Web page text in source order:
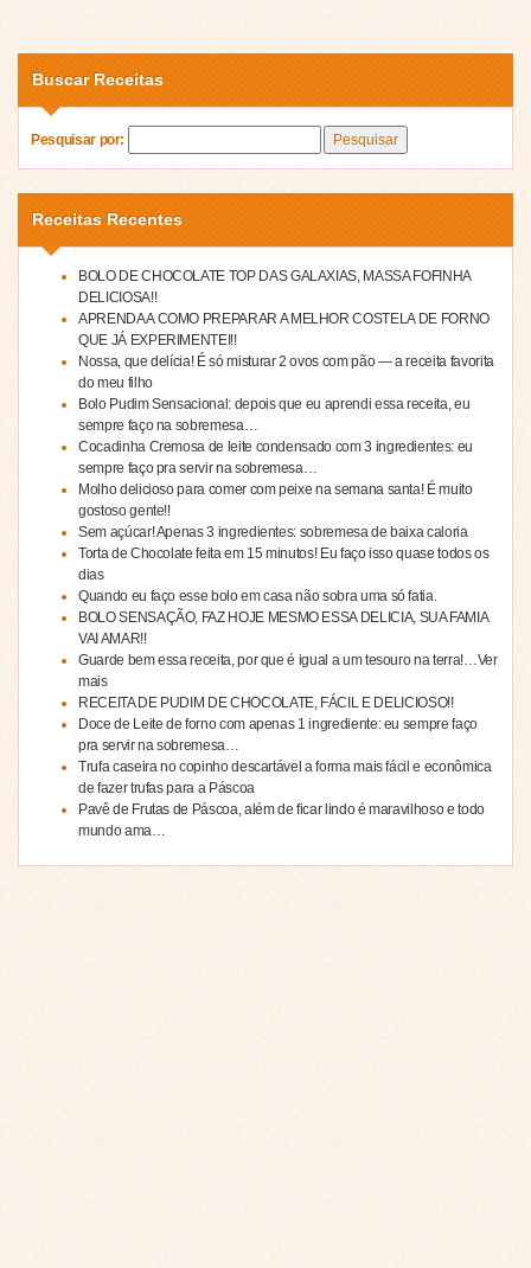
Buscar Receitas
Pesquisar por:
Receitas Recentes
BOLO DE CHOCOLATE TOP DAS GALAXIAS, MASSA FOFINHA
DELICIOSA!!
APRENDA A COMO PREPARAR A MELHOR COSTELA DE FORNO
QUE JÁ EXPERIMENTEI!!
Nossa, que delícia! É só misturar 2 ovos com pão — a receita favorita
do meu filho
Bolo Pudim Sensacional: depois que eu aprendi essa receita, eu
sempre faço na sobremesa…
Cocadinha Cremosa de leite condensado com 3 ingredientes: eu
sempre faço pra servir na sobremesa…
Molho delicioso para comer com peixe na semana santa! É muito
gostoso gente!!
Sem açúcar! Apenas 3 ingredientes: sobremesa de baixa caloria
Torta de Chocolate feita em 15 minutos! Eu faço isso quase todos os
dias
Quando eu faço esse bolo em casa não sobra uma só fatia.
BOLO SENSAÇÃO, FAZ HOJE MESMO ESSA DELICIA, SUA FAMIA
VAI AMAR!!
Guarde bem essa receita, por que é igual a um tesouro na terra!…Ver
mais
RECEITA DE PUDIM DE CHOCOLATE, FÁCIL E DELICIOSO!!
Doce de Leite de forno com apenas 1 ingrediente: eu sempre faço
pra servir na sobremesa…
Trufa caseira no copinho descartável a forma mais fácil e econômica
de fazer trufas para a Páscoa
Pavê de Frutas de Páscoa, além de ficar lindo é maravilhoso e todo
mundo ama…